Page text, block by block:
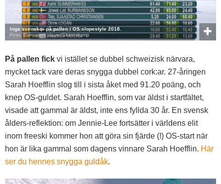
Inga svenskor på pallen i OS slopestyle 2018.
Foto: Eurosport player/Skärmdump
På pallen fick vi istället se dubbel schweizisk närvara,
mycket tack vare deras snygga dubbel cork:ar. 27-åringen
Sarah Hoefflin slog till i sista åket med 91.20 poäng, och
knep OS-guldet. Sarah Hoefflin, som var äldst i startfältet,
visade att gammal är äldst, inte ens fyllda 30 år. En svensk
ålders-reflektion: om Jennie-Lee fortsätter i världens elit
inom freeski kommer hon att göra sin fjärde (!) OS-start när
hon är lika gammal som dagens vinnare Sarah Hoefflin. Här
ser du hennes snygga guldåk.